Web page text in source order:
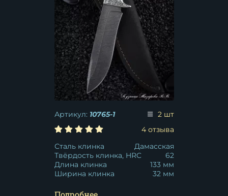
Артикул: 10765-1
2 шт
4 отзыва
Сталь клинка
Дамасская
Твёрдость клинка, HRC
62
Длина клинка
133 мм
Ширина клинка
32 мм